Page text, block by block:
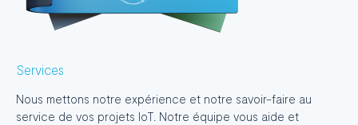
Services
Nous mettons notre expérience et notre savoir-faire au
service de vos projets IoT. Notre équipe vous aide et